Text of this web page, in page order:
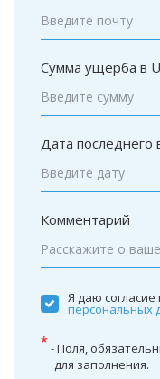
Сумма ущерба в
Дата последнего
Комментарий
Я даю
персональных
* - Поля,
для заполнения.